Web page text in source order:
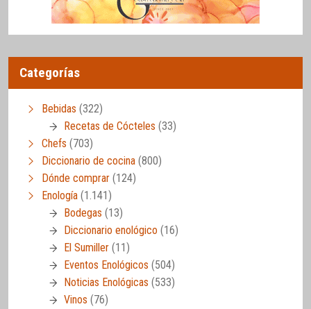
Categorías
Bebidas (322)
Recetas de Cócteles (33)
Chefs (703)
Diccionario de cocina (800)
Dónde comprar (124)
Enología (1.141)
Bodegas (13)
Diccionario enológico (16)
El Sumiller (11)
Eventos Enológicos (504)
Noticias Enológicas (533)
Vinos (76)